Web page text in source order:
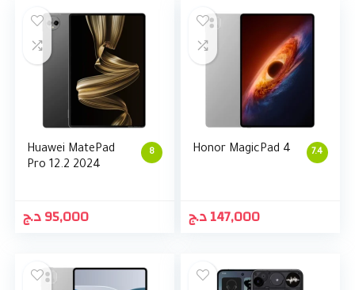
8
Huawei MatePad
Pro 12.2 2024
95,000د.ج
7.4
Honor MagicPad 4
147,000د.ج